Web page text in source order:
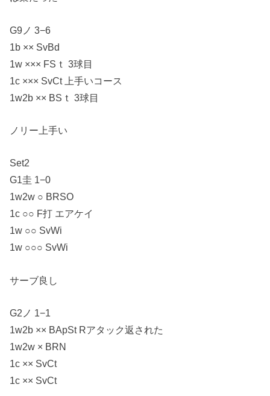
G9ノ 3−6
1b ×× SvBd
1w ××× FSｔ 3球目
1c ××× SvCt 上手いコース
1w2b ×× BSｔ 3球目
ノリー上手い
Set2
G1圭 1−0
1w2w ○ BRSO
1c ○○ F打 エアケイ
1w ○○ SvWi
1w ○○○ SvWi
サーブ良し
G2ノ 1−1
1w2b ×× BApSt Rアタック返された
1w2w × BRN
1c ×× SvCt
1c ×× SvCt